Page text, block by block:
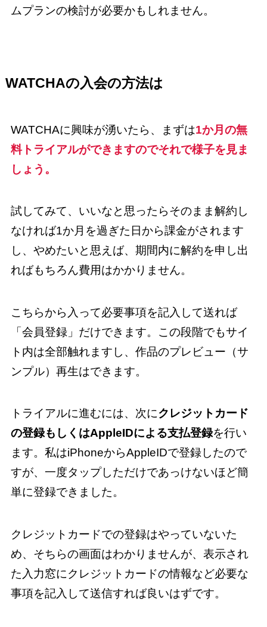
ムプランの検討が必要かもしれません。
WATCHAの入会の方法は
WATCHAに興味が湧いたら、まずは1か月の無
料トライアルができますのでそれで様子を見ま
しょう。
試してみて、いいなと思ったらそのまま解約し
なければ1か月を過ぎた日から課金がされます
し、やめたいと思えば、期間内に解約を申し出
ればもちろん費用はかかりません。
こちらから入って必要事項を記入して送れば
「会員登録」だけできます。この段階でもサイ
ト内は全部触れますし、作品のプレビュー（サ
ンプル）再生はできます。
トライアルに進むには、次にクレジットカード
の登録もしくはAppleIDによる支払登録を行い
ます。私はiPhoneからAppleIDで登録したので
すが、一度タップしただけであっけないほど簡
単に登録できました。
クレジットカードでの登録はやっていないた
め、そちらの画面はわかりませんが、表示され
た入力窓にクレジットカードの情報など必要な
事項を記入して送信すれば良いはずです。